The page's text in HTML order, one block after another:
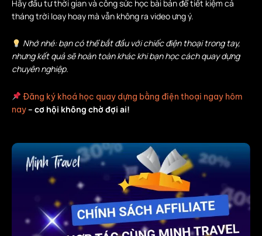
Hãy đầu tư thời gian và công sức học bài bản để tiết kiệm cả
tháng trời loay hoay mà vẫn không ra video ưng ý.
Nhớ nhé: bạn có thể bắt đầu với chiếc điện thoại trong tay,
nhưng kết quả sẽ hoàn toàn khác khi bạn học cách quay dựng
chuyên nghiệp.
Đăng ký khoá học quay dựng bằng điện thoại ngay hôm
nay– cơ hội không chờ đợi ai!